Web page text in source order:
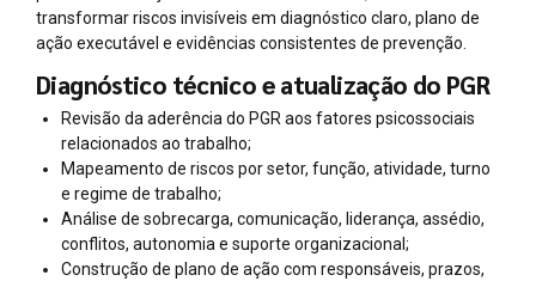
transformar riscos invisíveis em diagnóstico claro, plano de
ação executável e evidências consistentes de prevenção.
Diagnóstico técnico e atualização do PGR
Revisão da aderência do PGR aos fatores psicossociais
relacionados ao trabalho;
Mapeamento de riscos por setor, função, atividade, turno
e regime de trabalho;
Análise de sobrecarga, comunicação, liderança, assédio,
conflitos, autonomia e suporte organizacional;
Construção de plano de ação com responsáveis, prazos,